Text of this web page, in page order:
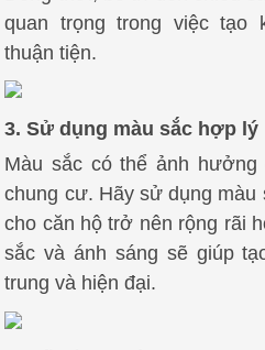
quan trọng trong việc tạo
thuận tiện.
3. Sử dụng màu sắc hợp lý
Màu sắc có thể ảnh hưởng
chung cư. Hãy sử dụng
cho căn hộ trở nên rộng rãi
sắc và ánh sáng sẽ giúp
trung và hiện đại.